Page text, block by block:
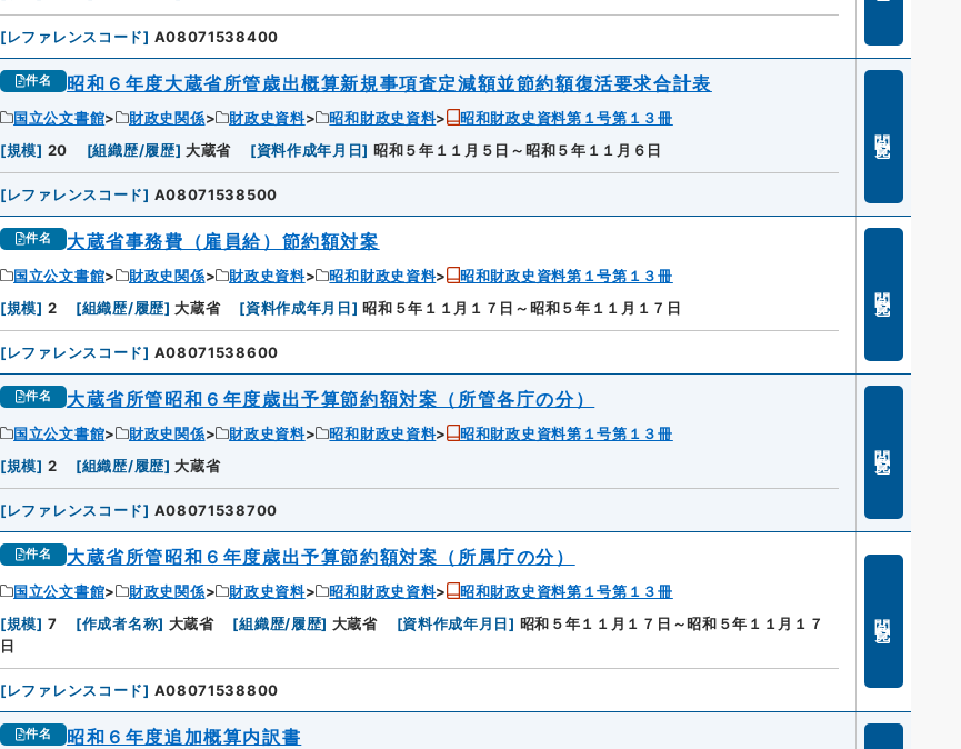
[レファレンスコード] A08071538400
件名 昭和６年度大蔵省所管歳出概算新規事項査定減額並節約額復活要求合計表
国立公文書館 財政史関係 財政史資料 昭和財政史資料
昭和財政史資料第１号第１３冊
[規模] 20 [組織歴/履歴] 大蔵省 [資料作成年月日] 昭和５年１１月５日～昭和５年１１月６日
[レファレンスコード] A08071538500
件名 大蔵省事務費（雇員給）節約額対案
国立公文書館 財政史関係 財政史資料 昭和財政史資料
昭和財政史資料第１号第１３冊
[規模] 2 [組織歴/履歴] 大蔵省 [資料作成年月日] 昭和５年１１月１７日～昭和５年１１月１７日
[レファレンスコード] A08071538600
件名 大蔵省所管昭和６年度歳出予算節約額対案（所管各庁の分）
国立公文書館 財政史関係 財政史資料 昭和財政史資料
昭和財政史資料第１号第１３冊
[規模] 2 [組織歴/履歴] 大蔵省
[レファレンスコード] A08071538700
件名 大蔵省所管昭和６年度歳出予算節約額対案（所属庁の分）
国立公文書館 財政史関係 財政史資料 昭和財政史資料
昭和財政史資料第１号第１３冊
[規模] 7 [作成者名称] 大蔵省 [組織歴/履歴] 大蔵省 [資料作成年月日] 昭和５年１１月１７日～昭和５年１１月１７
日
[レファレンスコード] A08071538800
件名 昭和６年度追加概算内訳書